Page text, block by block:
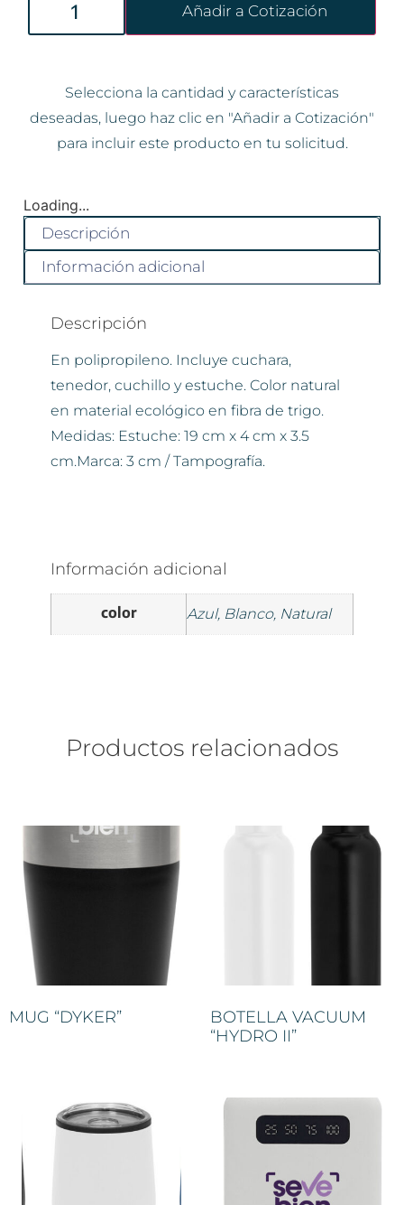
Añadir a Cotización
Selecciona la cantidad y características
deseadas, luego haz clic en "Añadir a Cotización"
para incluir este producto en tu solicitud.
Loading...
Descripción
Información adicional
Descripción
En polipropileno. Incluye cuchara,
tenedor, cuchillo y estuche. Color natural
en material ecológico en fibra de trigo.
Medidas: Estuche: 19 cm x 4 cm x 3.5
cm.Marca: 3 cm / Tampografía.
Información adicional
color Azul, Blanco, Natural
Productos relacionados
MUG “DYKER”
BOTELLA VACUUM
“HYDRO II”